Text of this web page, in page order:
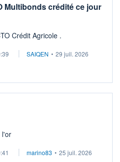
Multibonds crédité ce jour
Crédit Agricole .
SAIQEN • 29 juil. 2026
l'or
marino83 • 25 juil. 2026